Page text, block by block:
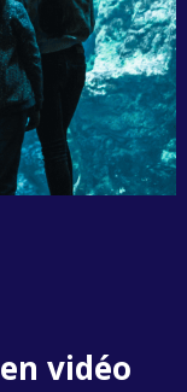
vidéo